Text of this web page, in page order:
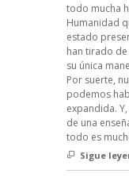
todo mucha
Humanidad
estado
han tirado
su única
Por suerte,
podemos
expandida.
de una
todo es
Sigue